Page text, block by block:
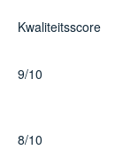
Kwaliteitsscore
9/10
8/10